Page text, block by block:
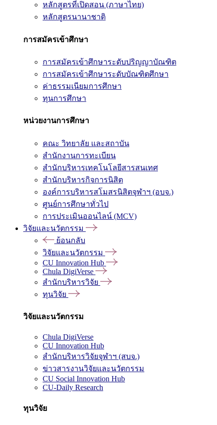
หลักสูตรที่เปิดสอน (ภาษาไทย)
หลักสูตรนานาชาติ
การสมัครเข้าศึกษา
การสมัครเข้าศึกษาระดับปริญญาบัณฑิต
การสมัครเข้าศึกษาระดับบัณฑิตศึกษา
ค่าธรรมเนียมการศึกษา
ทุนการศึกษา
หน่วยงานการศึกษา
คณะ วิทยาลัย และสถาบัน
สำนักงานการทะเบียน
สำนักบริหารเทคโนโลยีสารสนเทศ
สำนักบริหารกิจการนิสิต
องค์การบริหารสโมสรนิสิตจุฬาฯ (อบจ.)
ศูนย์การศึกษาทั่วไป
การประเมินออนไลน์ (MCV)
วิจัยและนวัตกรรม
ย้อนกลับ
วิจัยและนวัตกรรม
CU Innovation Hub
Chula DigiVerse
สำนักบริหารวิจัย
ทุนวิจัย
วิจัยและนวัตกรรม
Chula DigiVerse
CU Innovation Hub
สำนักบริหารวิจัยจุฬาฯ (สบจ.)
ข่าวสารงานวิจัยและนวัตกรรม
CU Social Innovation Hub
CU-Daily Research
ทุนวิจัย